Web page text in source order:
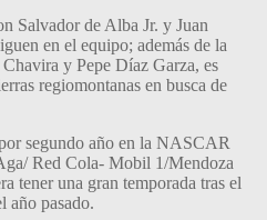
Salvador de Alba Jr. y Juan
en el equipo; además de la
y Pepe Díaz Garza, es
regiomontanas en busca de
segundo año en la NASCAR
Red Cola- Mobil 1/Mendoza
tener una gran temporada tras el
año pasado.